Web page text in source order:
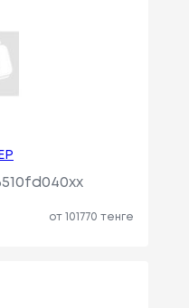
от 101770 тенге